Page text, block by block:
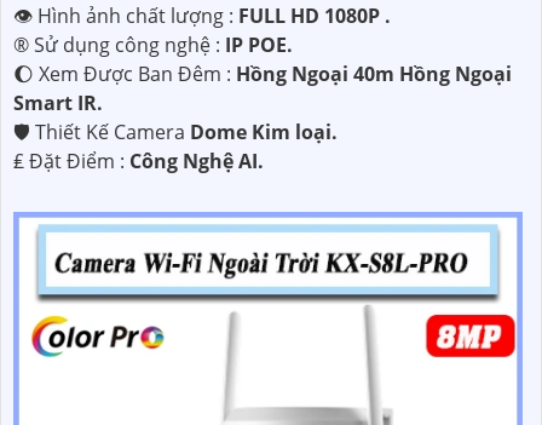
👁 Hình ảnh chất lượng : FULL HD 1080P .
®️ Sử dụng công nghệ : IP POE.
🌔 Xem Được Ban Đêm : Hồng Ngoại 40m Hồng Ngoại
Smart IR.
🛡 Thiết Kế Camera Dome Kim loại.
️₤ Đặt Điểm : Công Nghệ AI.